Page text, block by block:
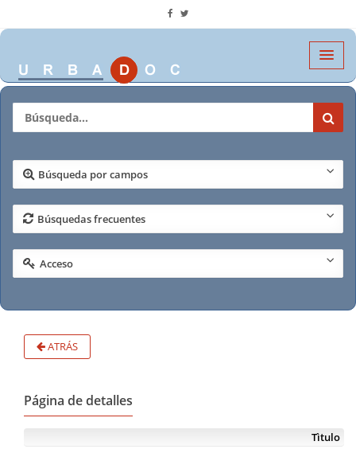
Búsqueda por campos
Búsquedas frecuentes
Acceso
ATRÁS
Página de detalles
Tìtulo